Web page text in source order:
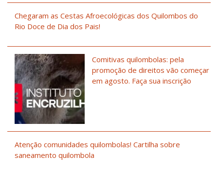
Chegaram as Cestas Afroecológicas dos Quilombos do
Rio Doce de Dia dos Pais!
Comitivas quilombolas: pela
promoção de direitos vão começar
em agosto. Faça sua inscrição
Atenção comunidades quilombolas! Cartilha sobre
saneamento quilombola